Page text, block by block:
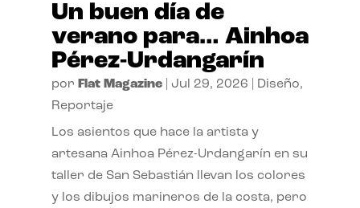
Un buen día de
verano para… Ainhoa
Pérez-Urdangarín
por Flat Magazine| Jul 29, 2026 Diseño,
Reportaje
Los asientos que hace la artista y
artesana Ainhoa Pérez-Urdangarín en su
taller de San Sebastián llevan los colores
y los dibujos marineros de la costa, pero